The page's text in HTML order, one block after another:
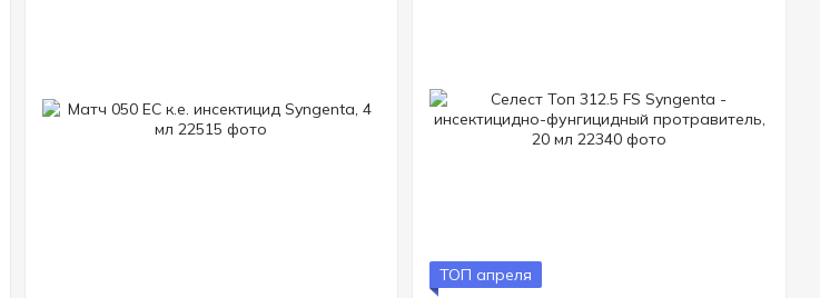
— фунгицид против серой гнили и других болезней
ТОП апреля